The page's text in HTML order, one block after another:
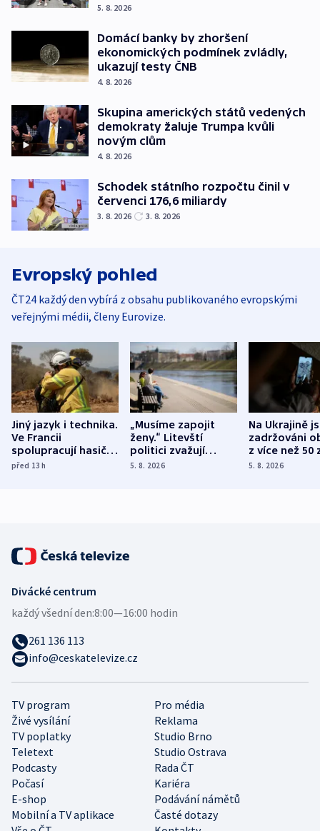
5. 8. 2026
Domácí banky by zhoršení
ekonomických podmínek zvládly,
ukazují testy ČNB
4. 8. 2026
Skupina amerických států vedených
demokraty žaluje Trumpa kvůli
novým clům
4. 8. 2026
Schodek státního rozpočtu činil v
červenci 176,6 miliardy
3. 8. 2026 3. 8. 2026
Evropský pohled
ČT24 každý den vybírá z obsahu publikovaného evropskými
veřejnými médii, členy Eurovize.
Jiný jazyk i technika.
Ve Francii
spolupracují hasiči z
různých zemí
před 13h
„Musíme zapojit
ženy.“ Litevští
politici zvažují
dohodu o
5. 8. 2026
Na Ukrajině
zadržováni
z více než 50
Bojovali na
5. 8. 2026
TV program
Pro média
Živé vysílání
Reklama
TV poplatky
Studio Brno
Teletext
Studio Ostrava
Podcasty
Rada ČT
Počasí
Kariéra
E-shop
Podávání námětů
Mobilní a TV aplikace
Časté dotazy
Divácké centrum
každý všední den:8:00—16:00 hodin
261 136 113
info@ceskatelevize.cz